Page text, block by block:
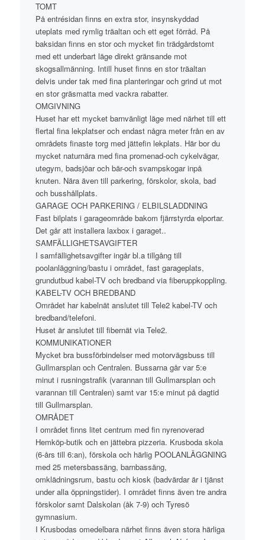
TOMT
På entrésidan finns en extra stor, insynskyddad
uteplats med rymlig träaltan och ett eget förråd. På
baksidan finns en stor och mycket fin trädgårdstomt
med ett underbart läge direkt gränsande mot
skogsallmänning. Intill huset finns en stor träaltan
delvis under tak med fina planteringar och grind ut mot
en stor gräsmatta med vackra rabatter.
OMGIVNING
Huset har ett mycket barnvänligt läge med närhet till ett
flertal fina lekplatser och endast några meter från en av
områdets finaste torg med jättefin lekplats. Här bor du
mycket naturnära med fina promenad-och cykelvägar,
utegym, badsjöar och bär-och svampskogar inpå
knuten. Nära även till parkering, förskolor, skola, bad
och busshållplats.
GARAGE OCH PARKERING / ELBILSLADDNING
Fast bilplats i garageområde bakom fjärrstyrda elportar.
Det går att installera laxbox i garaget..
SAMFÄLLIGHETSAVGIFTER
I samfällighetsavgifter ingår bl.a tillgång till
poolanläggning/bastu i området, fast garageplats,
grundutbud kabel-TV och bredband via fiberuppkoppling.
KABEL-TV OCH BREDBAND
Området har kabelnät anslutet till Tele2 kabel-TV och
bredband/telefoni.
Huset är anslutet till fibernät via Tele2.
KOMMUNIKATIONER
Mycket bra bussförbindelser med motorvägsbuss till
Gullmarsplan och Centralen. Bussarna går var 5:e
minut i rusningstrafik (varannan till Gullmarsplan och
varannan till Centralen) samt var 15:e minut på dagtid
till Gullmarsplan.
OMRÅDET
I området finns litet centrum med fin nyrenoverad
Hemköp-butik och en jättebra pizzeria. Krusboda skola
(6-års till 6:an), förskola och härlig POOLANLÄGGNING
med 25 metersbassäng, barnbassäng,
omklädningsrum, bastu och kiosk (badvärdar är i tjänst
under alla öppningstider). I området finns även tre andra
förskolor samt Dalskolan (åk 7-9) och Tyresö
gymnasium.
I Krusbodas omedelbara närhet finns även stora härliga